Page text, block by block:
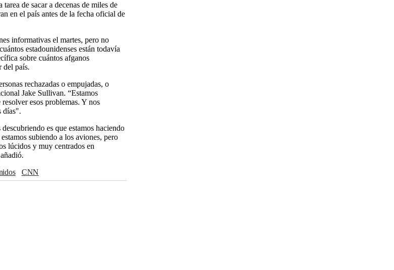
de sacar a decenas de miles de
en el país antes de la fecha oficial de
informativas el martes, pero no
estadounidenses están todavía
sobre cuántos afganos
del país.
rechazadas o empujadas, o
Jake Sullivan. “Estamos
esos problemas. Y nos
días".
es que estamos haciendo
subiendo a los aviones, pero
lúcidos y muy centrados en
CNN